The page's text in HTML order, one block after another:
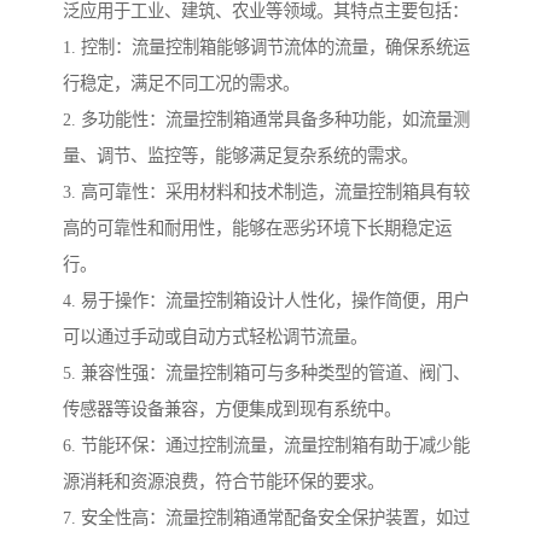
泛应用于工业、建筑、农业等领域。其特点主要包括：
1. 控制：流量控制箱能够调节流体的流量，确保系统运
行稳定，满足不同工况的需求。
2. 多功能性：流量控制箱通常具备多种功能，如流量测
量、调节、监控等，能够满足复杂系统的需求。
3. 高可靠性：采用材料和技术制造，流量控制箱具有较
高的可靠性和耐用性，能够在恶劣环境下长期稳定运
行。
4. 易于操作：流量控制箱设计人性化，操作简便，用户
可以通过手动或自动方式轻松调节流量。
5. 兼容性强：流量控制箱可与多种类型的管道、阀门、
传感器等设备兼容，方便集成到现有系统中。
6. 节能环保：通过控制流量，流量控制箱有助于减少能
源消耗和资源浪费，符合节能环保的要求。
7. 安全性高：流量控制箱通常配备安全保护装置，如过